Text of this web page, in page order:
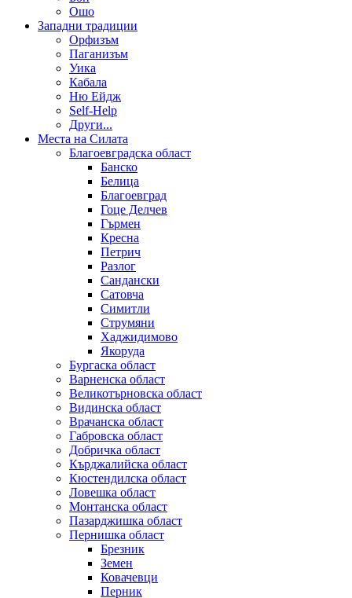
Ошо
Западни традиции
Орфизъм
Паганизъм
Уика
Кабала
Ню Ейдж
Self-Help
Други...
Места на Силата
Благоевградска област
Банско
Белица
Благоевград
Гоце Делчев
Гърмен
Кресна
Петрич
Разлог
Сандански
Сатовча
Симитли
Струмяни
Хаджидимово
Якоруда
Бургаска област
Варненска област
Великотърновска област
Видинска област
Врачанска област
Габровска област
Добричка област
Кърджалийска област
Кюстендилска област
Ловешка област
Монтанска област
Пазарджишка област
Пернишка област
Брезник
Земен
Ковачевци
Перник